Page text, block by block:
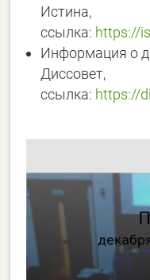
Истина,
ссылка: https://
Информация о
Диссовет,
ссылка: https://